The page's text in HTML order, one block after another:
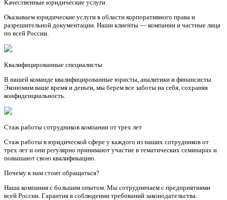
Качественные юридические услуги
Оказываем юридические услуги в области корпоративного права и
разрешительной документации. Наши клиенты — компании и частные лица
по всей России.
Квалифицированные специалисты
В нашей команде квалифицированные юристы, аналитики и финансисты.
Экономим ваше время и деньги, мы берем все заботы на себя, сохраняя
конфиденциальность.
Стаж работы сотрудников компании от трех лет
Стаж работы в юридической сфере у каждого из наших сотрудников от
трех лет и они регулярно принимают участие в тематических семинарах и
повышают свою квалификацию.
Почему к нам стоит обращаться?
Наша компания с большим опытом. Мы сотрудничаем с предприятиями
всей России. Гарантия в соблюдении требований законодательства.